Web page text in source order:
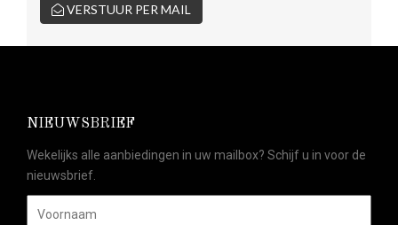
VERSTUUR PER MAIL
NIEUWSBRIEF
Wekelijks alle aanbiedingen in uw mailbox? Schijf u in voor de
nieuwsbrief.